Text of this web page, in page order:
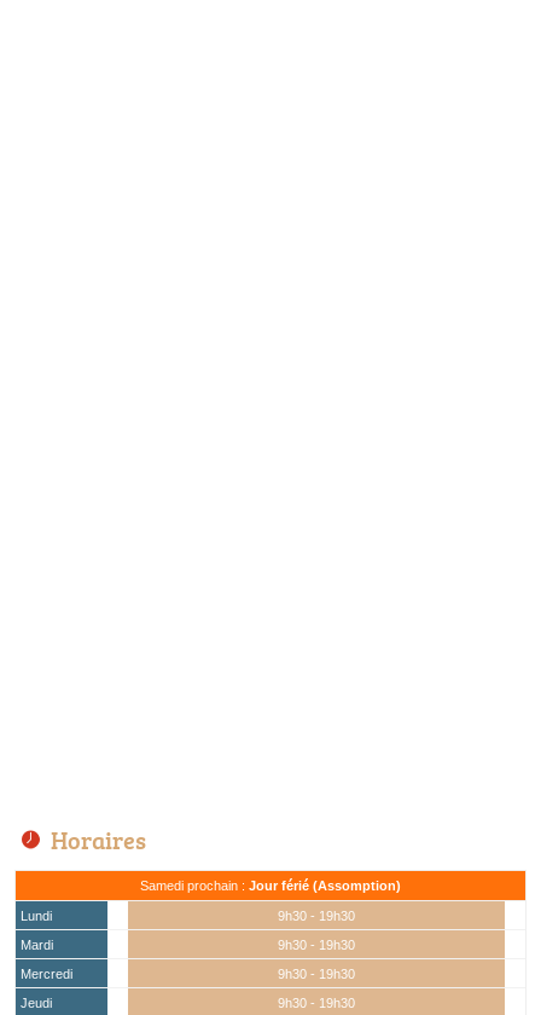
Horaires
Samedi prochain : Jour férié (Assomption)
Lundi
9h30 - 19h30
Mardi
9h30 - 19h30
Mercredi
9h30 - 19h30
Jeudi
9h30 - 19h30